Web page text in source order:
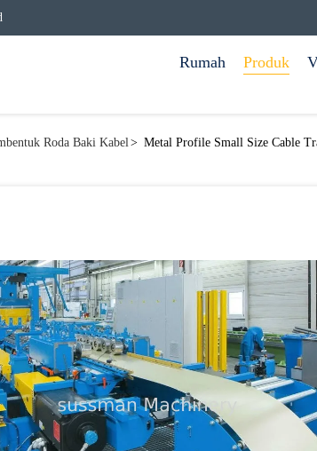
Rumah Produk
Roda Baki Kabel> Metal Profile Small Size Cable